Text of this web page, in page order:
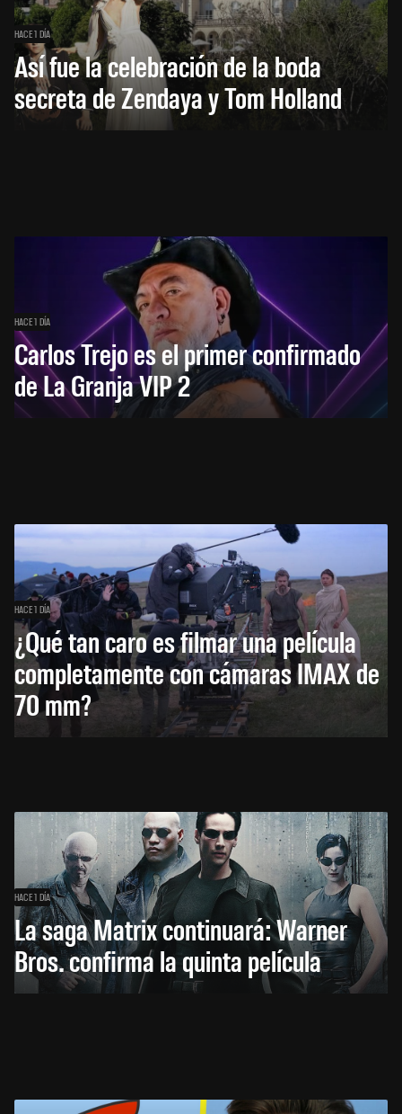
HACE 1 DÍA
Así fue la celebración de la boda
secreta de Zendaya y Tom Holland
HACE 1 DÍA
Carlos Trejo es el primer confirmado
de La Granja VIP 2
HACE 1 DÍA
¿Qué tan caro es filmar una película
completamente con cámaras IMAX de
70 mm?
HACE 1 DÍA
La saga Matrix continuará: Warner
Bros. confirma la quinta película